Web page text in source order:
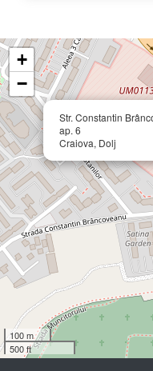
Str. Constantin
ap. 6
Craiova, Dolj
+
−
100 m
500 ft